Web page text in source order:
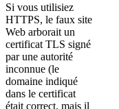
Si vous utilisiez
HTTPS, le faux site
Web arborait un
certificat TLS signé
par une autorité
inconnue (le
domaine indiqué
dans le certificat
était correct, mais il